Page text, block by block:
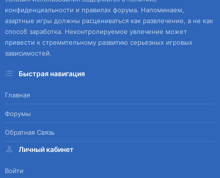
конфиденциальности и правилах форума. Напоминаем,
азартные игры должны расцениваться как развлечение, а не как
способ заработка. Неконтролируемое увлечение может
привести к стремительному развитию серьезных игровых
зависимостей.
Быстрая навигация
Главная
Форумы
Обратная Связь
Личный кабинет
Войти